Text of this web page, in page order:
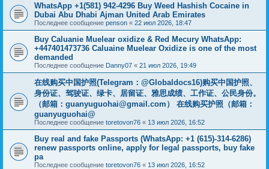
WhatsApp +1(581) 942-4296 Buy Weed Hashish Cocaine in
Dubai Abu Dhabi Ajman United Arab Emirates
Последнее сообщение penson « 22 июл 2026, 18:47
Buy Caluanie Muelear oxidize & Red Mecury WhatsApp:
+447401473736 Caluaine Muelear Oxidize is one of the most
demanded
Последнее сообщение Danny07 « 21 июл 2026, 19:49
在线购买中国护照(Telegram：@Globaldocs16)购买中国护照、
身份证、驾驶证、绿卡、居留证、雅思成绩、工作证、公民身份。
（邮箱： guanyuguohai@gmail.com ） 在线购买护照（邮箱：
guanyuguohai@
Последнее сообщение toretovon76 « 13 июл 2026, 16:52
Buy real and fake Passports (WhatsApp: +1 (615)-314-6286)
renew passports online, apply for legal passports, buy fake
pa
Последнее сообщение toretovon76 « 13 июл 2026, 16:52